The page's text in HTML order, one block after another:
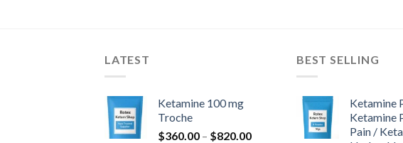
LATEST
Ketamine 100 mg
Troche
$360.00 – $820.00Raspon
BEST SELLING
Ketamine
Ketamine
Pain /